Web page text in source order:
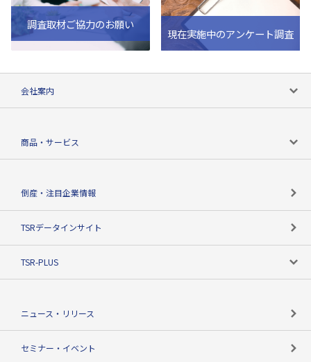
調査取材ご協力のお願い
現在実施中のアンケート調査
会社案内
商品・サービス
倒産・注目企業情報
TSRデータインサイト
TSR-PLUS
ニュース・リリース
セミナー・イベント